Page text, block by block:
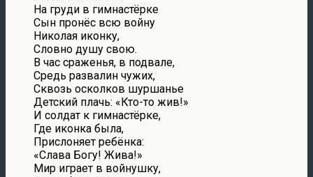
На груди в гимнастёрке
Сын пронёс всю войну
Николая иконку,
Словно душу свою.
В час сраженья, в подвале,
Средь развалин чужих,
Сквозь осколков шуршанье
Детский плачь: «Кто-то жив!»
И солдат к гимнастёрке,
Где иконка была,
Прислоняет ребёнка:
«Слава Богу! Жива!»
Мир играет в войнушку,